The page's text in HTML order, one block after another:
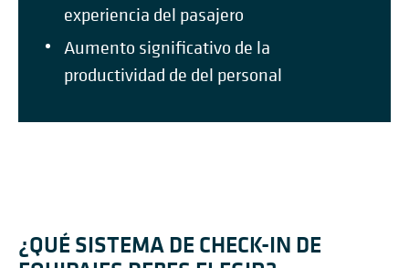
experiencia del pasajero
Aumento significativo de la
productividad de del personal
¿QUÉ SISTEMA DE CHECK-IN DE